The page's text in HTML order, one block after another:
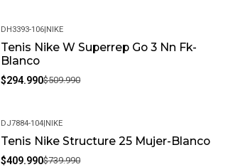
calibración de su monitor. Por favor, tenga en
-42%
DH3393-106|NIKE
Tenis Nike W Superrep Go 3 Nn Fk-
Blanco
$294.990$509.990
-45%
DJ7884-104|NIKE
Tenis Nike Structure 25 Mujer-Blanco
$409.990$739.990